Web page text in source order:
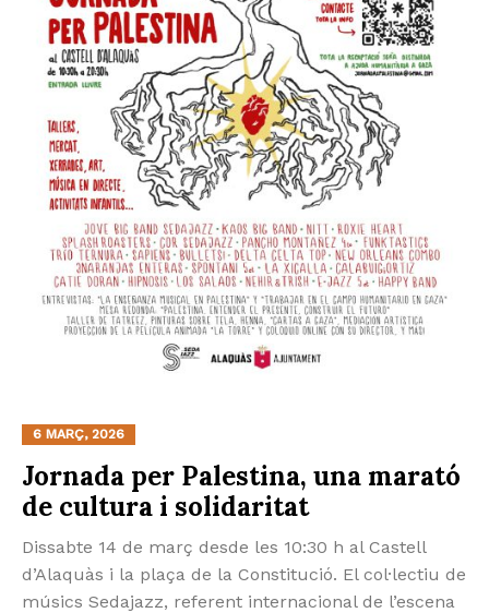
6 MARÇ, 2026
Jornada per Palestina, una marató
de cultura i solidaritat
Dissabte 14 de març desde les 10:30 h al Castell
d’Alaquàs i la plaça de la Constitució. El col·lectiu de
músics Sedajazz, referent internacional de l’escena